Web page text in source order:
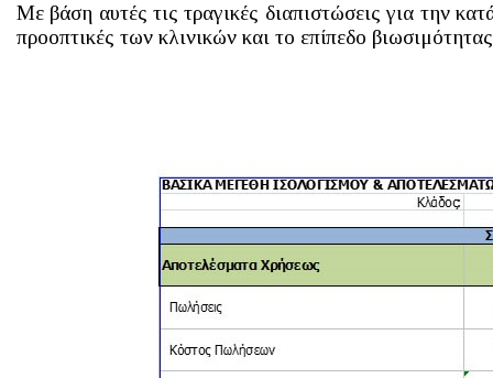
Με βάση αυτές τις τραγικές διαπιστώσεις για την
προοπτικές των κλινικών και το επίπεδο